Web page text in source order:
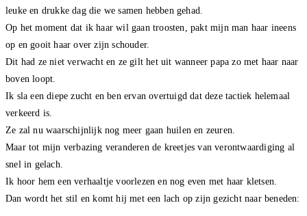
leuke en drukke dag die we samen hebben gehad.
Op het moment dat ik haar wil gaan troosten, pakt mijn man haar ineens
op en gooit haar over zijn schouder.
Dit had ze niet verwacht en ze gilt het uit wanneer papa zo met haar naar
boven loopt.
Ik sla een diepe zucht en ben ervan overtuigd dat deze tactiek helemaal
verkeerd is.
Ze zal nu waarschijnlijk nog meer gaan huilen en zeuren.
Maar tot mijn verbazing veranderen de kreetjes van verontwaardiging al
snel in gelach.
Ik hoor hem een verhaaltje voorlezen en nog even met haar kletsen.
Dan wordt het stil en komt hij met een lach op zijn gezicht naar beneden: